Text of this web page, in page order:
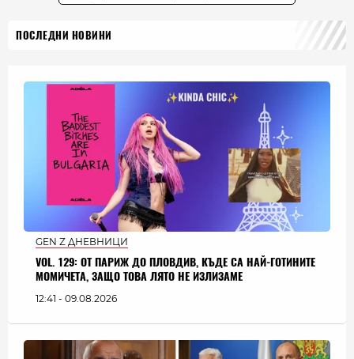
ПОСЛЕДНИ НОВИНИ
GEN Z ДНЕВНИЦИ
VOL. 129: ОТ ПАРИЖ ДО ПЛОВДИВ, КЪДЕ СА НАЙ-ГОТИНИТЕ
МОМИЧЕТА, ЗАЩО ТОВА ЛЯТО НЕ ИЗЛИЗАМЕ
12:41 - 09.08.2026